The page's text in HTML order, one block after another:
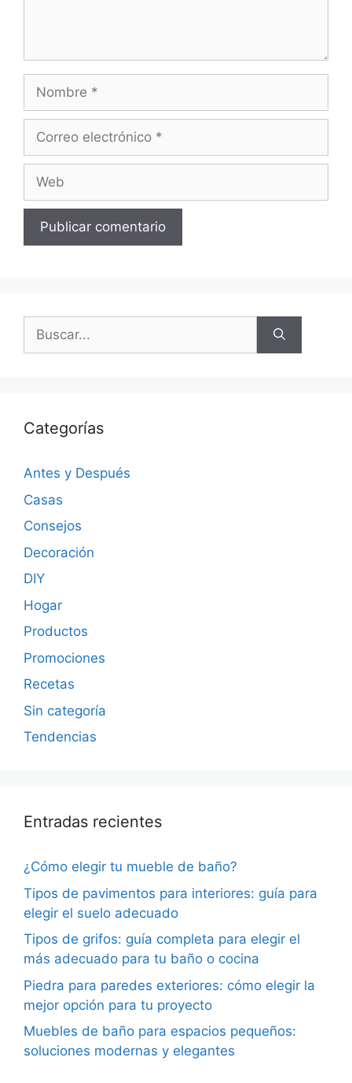
Categorías
Antes y Después
Casas
Consejos
Decoración
DIY
Hogar
Productos
Promociones
Recetas
Sin categoría
Tendencias
Entradas recientes
¿Cómo elegir tu mueble de baño?
Tipos de pavimentos para interiores: guía para
elegir el suelo adecuado
Tipos de grifos: guía completa para elegir el
más adecuado para tu baño o cocina
Piedra para paredes exteriores: cómo elegir la
mejor opción para tu proyecto
Muebles de baño para espacios pequeños:
soluciones modernas y elegantes